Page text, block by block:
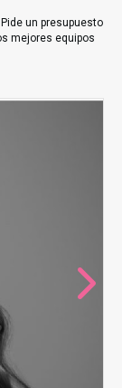
Pide un presupuesto
mejores equipos